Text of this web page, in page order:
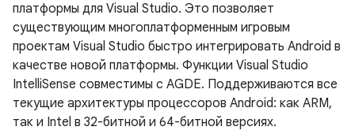
платформы для Visual Studio. Это позволяет
существующим многоплатформенным игровым
проектам Visual Studio быстро интегрировать Android в
качестве новой платформы. Функции Visual Studio
IntelliSense совместимы с AGDE. Поддерживаются все
текущие архитектуры процессоров Android: как ARM,
так и Intel в 32-битной и 64-битной версиях.